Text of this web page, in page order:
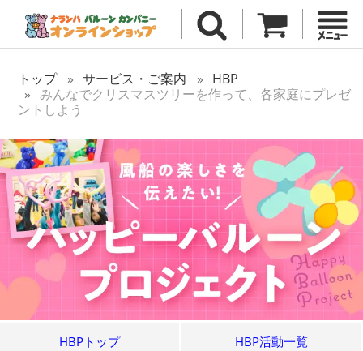
トップ サービス・ご案内
HBP
みんなでクリスマスツリーを作って、各家庭にプレゼ
ントしよう
HBPトップ HBP活動一覧